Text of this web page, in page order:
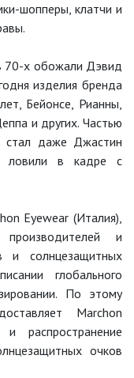
шопперы, клатчи и
70-х обожали Дэвид
изделия бренда
Бейонсе, Рианны,
и других. Частью
стал даже Джастин
ловили в кадре с
Eyewear (Италия),
и
и солнцезащитных
глобального
По этому
Marchon
распространение
очков